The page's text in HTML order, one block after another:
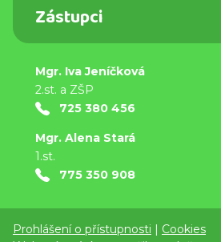
Zástupci
Mgr. Iva Jeníčková
2.st. a ZŠP
725 380 456
Mgr. Alena Stará
1.st.
775 350 908
Prohlášení o přístupnosti | Cookies